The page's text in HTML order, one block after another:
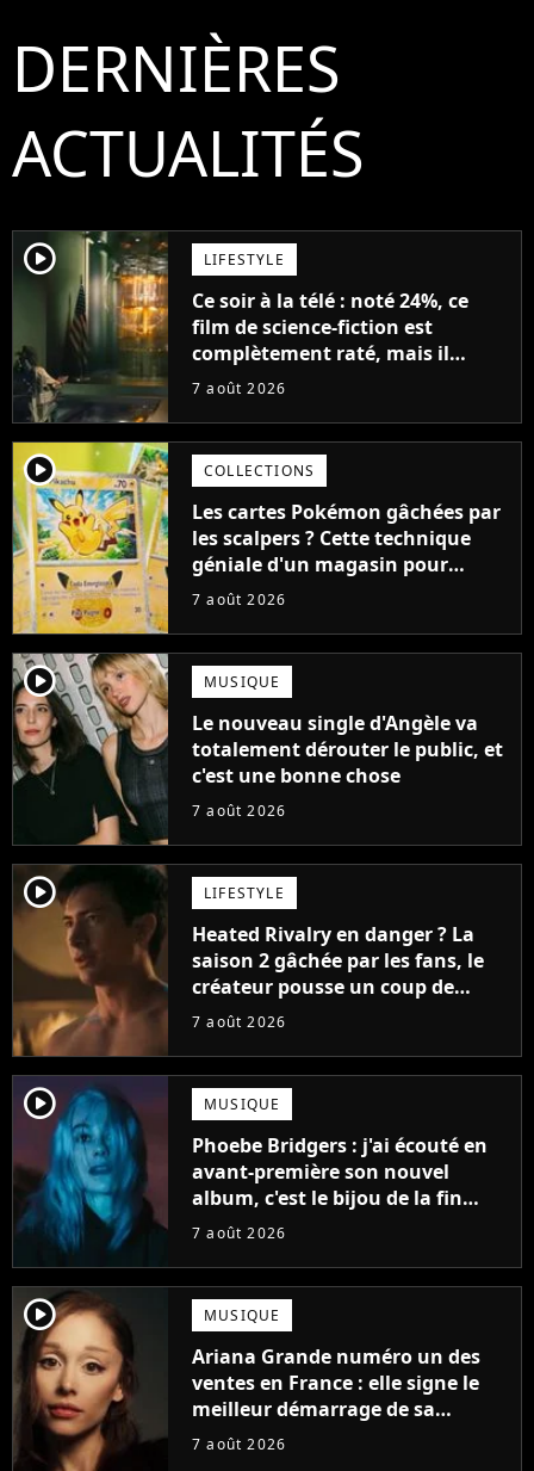
DERNIÈRES
ACTUALITÉS
player2 LIFESTYLE
Ce soir à la télé : noté 24%, ce
film de science-fiction est
complètement raté, mais il
aurait pu être encore pire à
7 août 2026
player2 COLLECTIONS
Les cartes Pokémon gâchées par
les scalpers ? Cette technique
géniale d'un magasin pour
ruiner les revendeurs
7 août 2026
player2 MUSIQUE
Le nouveau single d'Angèle va
totalement dérouter le public, et
c'est une bonne chose
7 août 2026
player2 LIFESTYLE
Heated Rivalry en danger ? La
saison 2 gâchée par les fans, le
créateur pousse un coup de
gueule
7 août 2026
player2 MUSIQUE
Phoebe Bridgers : j'ai écouté en
avant-première son nouvel
album, c'est le bijou de la fin
d'été
7 août 2026
player2 MUSIQUE
Ariana Grande numéro un des
ventes en France : elle signe le
meilleur démarrage de sa
carrière avec son album Petal
7 août 2026